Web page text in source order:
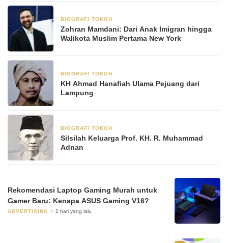
BIOGRAFI TOKOH
Zohran Mamdani: Dari Anak Imigran hingga
Walikota Muslim Pertama New York
BIOGRAFI TOKOH
KH Ahmad Hanafiah Ulama Pejuang dari
Lampung
BIOGRAFI TOKOH
Silsilah Keluarga Prof. KH. R. Muhammad
Adnan
Rekomendasi Laptop Gaming Murah untuk
Gamer Baru: Kenapa ASUS Gaming V16?
ADVERTISING 2 hari yang lalu